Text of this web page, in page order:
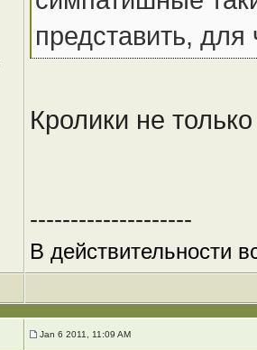
представить,
Кролики не
--------------------
В действительности
Jan 6 2011, 11:09 AM